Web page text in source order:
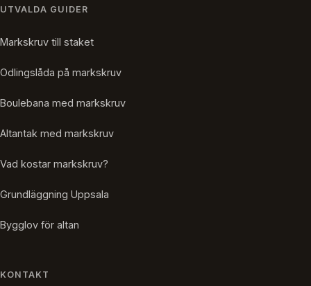
UTVALDA GUIDER
Markskruv till staket
Odlingslåda på markskruv
Boulebana med markskruv
Altantak med markskruv
Vad kostar markskruv?
Grundläggning Uppsala
Bygglov för altan
KONTAKT